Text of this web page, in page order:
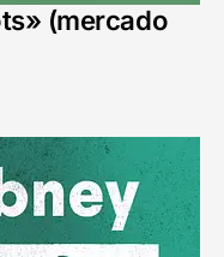
(mercado